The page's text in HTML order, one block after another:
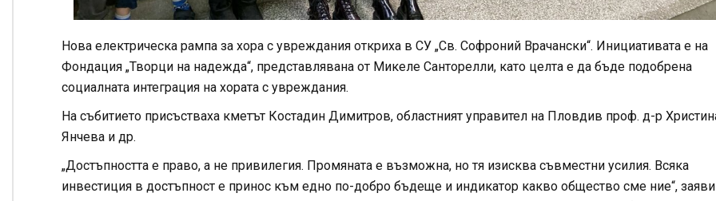
Нова електрическа рампа за хора с увреждания откриха в СУ „Св. Софроний Врачански“. Инициативата е на
Фондация „Творци на надежда“, представлявана от Микеле Санторелли, като целта е да бъде подобрена
социалната интеграция на хората с увреждания.
На събитието присъстваха кметът Костадин Димитров, областният управител на Пловдив проф. д-р
Янчева и др.
„Достъпността е право, а не привилегия. Промяната е възможна, но тя изисква съвместни усилия. Всяка
инвестиция в достъпност е принос към едно по-добро бъдеще и индикатор какво общество сме ние“, заяви